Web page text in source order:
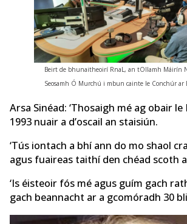
Beirt de bhunaitheoirí RnaL, an tOllamh Máirín
Seosamh Ó Murchú i mbun cainte le Conchúr ar
Arsa Sinéad: ‘Thosaigh mé ag obair
1993 nuair a d’oscail an staisiún.
‘Tús iontach a bhí ann do mo shaol
agus fuaireas taithí den chéad scoth
‘Is éisteoir fós mé agus guím gach
gach beannacht ar a gcomóradh 30